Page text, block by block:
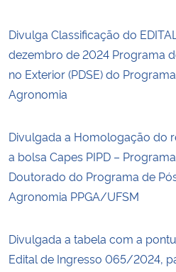
Divulga Classificação do
dezembro de 2024 Programa
no Exterior (PDSE) do
Agronomia
Divulgada a Homologação do
a bolsa Capes PIPD –
Doutorado do Programa de
Agronomia PPGA/UFSM
Divulgada a tabela com a
Edital de Ingresso 065/2024,